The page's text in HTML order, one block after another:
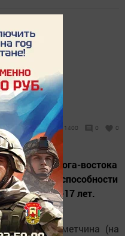
школе
юных
1400 0 0
пианистов юга-востока
свои способности
11-13 и 14-17 лет.
А.Ахметчина (на